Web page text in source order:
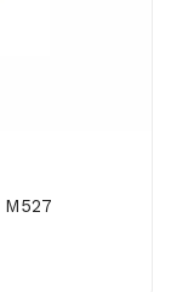
M527